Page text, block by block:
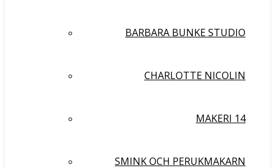
BARBARA BUNKE STUDIO
CHARLOTTE NICOLIN
MAKERI 14
SMINK OCH PERUKMAKARN